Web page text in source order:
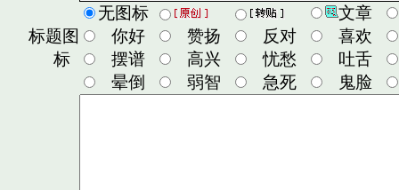
标题图
标
无图标
文章
你好
赞扬 反对
喜欢
摆谱
高兴 忧愁
吐舌
晕倒
弱智 急死 鬼脸